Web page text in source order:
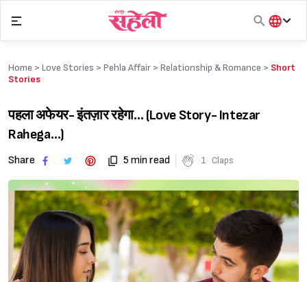
content
हिंदी
Home > Love Stories > Pehla Affair > Relationship & Romance > Short
Stories
पहला अफेयर- इंतज़ार रहेगा… (Love Story- Intezar
Rahega…)
Share 5 min read 1 Claps